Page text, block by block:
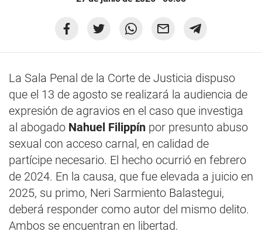
La Sala Penal de la Corte de Justicia dispuso
que el 13 de agosto se realizará la audiencia de
expresión de agravios en el caso que investiga
al abogado Nahuel Filippín por presunto abuso
sexual con acceso carnal, en calidad de
partícipe necesario. El hecho ocurrió en febrero
de 2024. En la causa, que fue elevada a juicio en
2025, su primo, Neri Sarmiento Balastegui,
deberá responder como autor del mismo delito.
Ambos se encuentran en libertad.